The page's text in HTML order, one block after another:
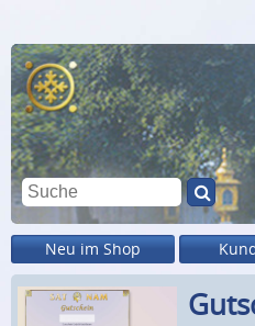
Neu im Shop